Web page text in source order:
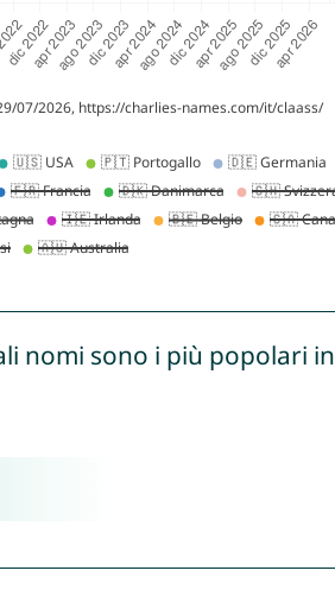
nomi sono i più popolari in